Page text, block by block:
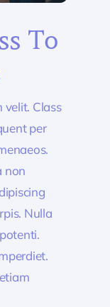
To
Class
per
non
Nulla